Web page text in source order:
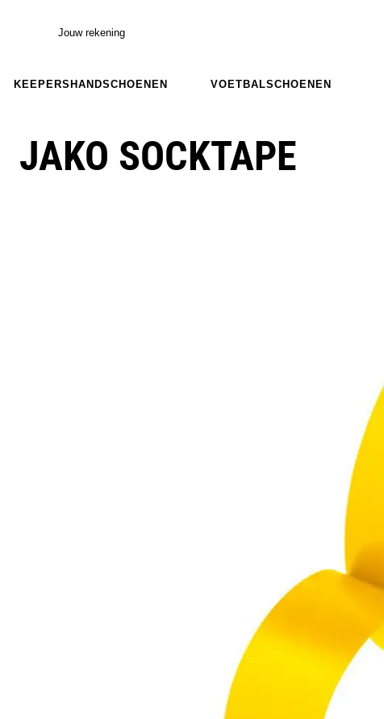
Jouw rekening
KEEPERSHANDSCHOENEN VOETBALSCHOENEN
JAKO SOCKTAPE